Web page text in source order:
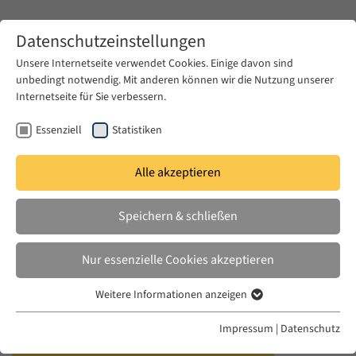
Zum Hauptinhalt springen
MO. 19 JAN. 2015
The Politics of Reproduction in
Ottoman Society, 1838–1900
Datenschutzeinstellungen
Unsere Internetseite verwendet Cookies. Einige davon sind
unbedingt notwendig. Mit anderen können wir die Nutzung unserer
Internetseite für Sie verbessern.
Essenziell Statistiken
Alle akzeptieren
Speichern & schließen
Nur essenzielle Cookies akzeptieren
Essenzielle Cookies werden für grundlegende Funktionen der
Weitere Informationen anzeigen
Impressum | Datenschutz